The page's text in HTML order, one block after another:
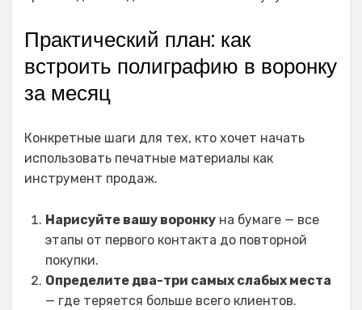
Практический план: как
встроить полиграфию в воронку
за месяц
Конкретные шаги для тех, кто хочет начать
использовать печатные материалы как
инструмент продаж.
Нарисуйте вашу воронку на бумаге — все
этапы от первого контакта до повторной
покупки.
Определите два-три самых слабых места
— где теряется больше всего клиентов.